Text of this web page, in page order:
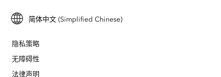
开发者技术
ArcGIS Location Platform
Esri Store
Esri 年轻专家关系网
活动
ArcUser
ArcNews
ArcWatch
招贤纳士
合作伙伴
灾难响应
简体中文 (Simplified Chinese)
隐私策略
无障碍性
法律声明